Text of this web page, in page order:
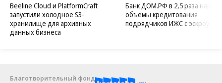
Beeline Cloud и PlatformCraft
запустили холодное S3-
хранилище для архивных
данных бизнеса
Банк ДОМ.РФ в 2,5 раза
объемы кредитования
подрядчиков ИЖС с эскроу
Благотворительный фонд